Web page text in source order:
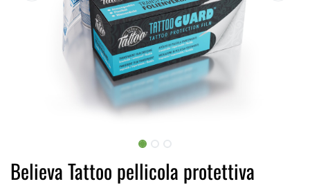
Believa Tattoo pellicola protettiva